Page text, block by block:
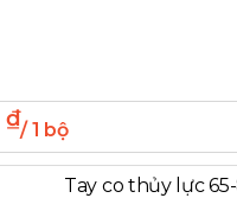
₫/ 1 bộ
Tay co thủy lực